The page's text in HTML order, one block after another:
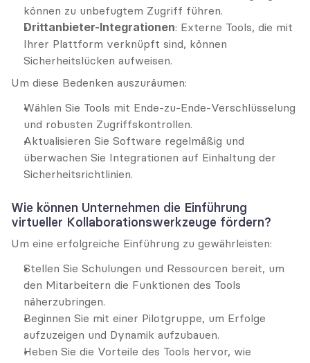
können zu unbefugtem Zugriff führen.
Drittanbieter-Integrationen: Externe Tools, die mit
Ihrer Plattform verknüpft sind, können
Sicherheitslücken aufweisen.
Um diese Bedenken auszuräumen:
Wählen Sie Tools mit Ende-zu-Ende-Verschlüsselung
und robusten Zugriffskontrollen.
Aktualisieren Sie Software regelmäßig und
überwachen Sie Integrationen auf Einhaltung der
Sicherheitsrichtlinien.
Wie können Unternehmen die Einführung
virtueller Kollaborationswerkzeuge fördern?
Um eine erfolgreiche Einführung zu gewährleisten:
Stellen Sie Schulungen und Ressourcen bereit, um
den Mitarbeitern die Funktionen des Tools
näherzubringen.
Beginnen Sie mit einer Pilotgruppe, um Erfolge
aufzuzeigen und Dynamik aufzubauen.
Heben Sie die Vorteile des Tools hervor, wie